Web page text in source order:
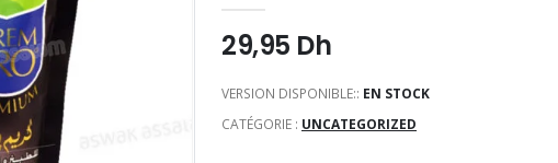
29,95 Dh
VERSION DISPONIBLE:: EN STOCK
CATÉGORIE : UNCATEGORIZED